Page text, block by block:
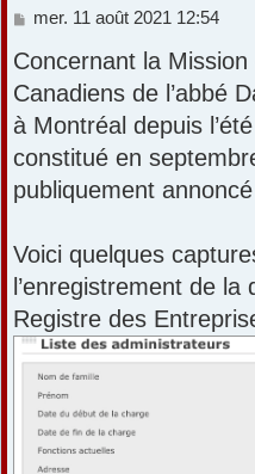
M
s
a
g
mer. 11 août 2021 12:54
Concernant la
Canadiens de l’abbé
à Montréal depuis
constitué en
publiquement
Voici quelques
l’enregistrement de
Registre des